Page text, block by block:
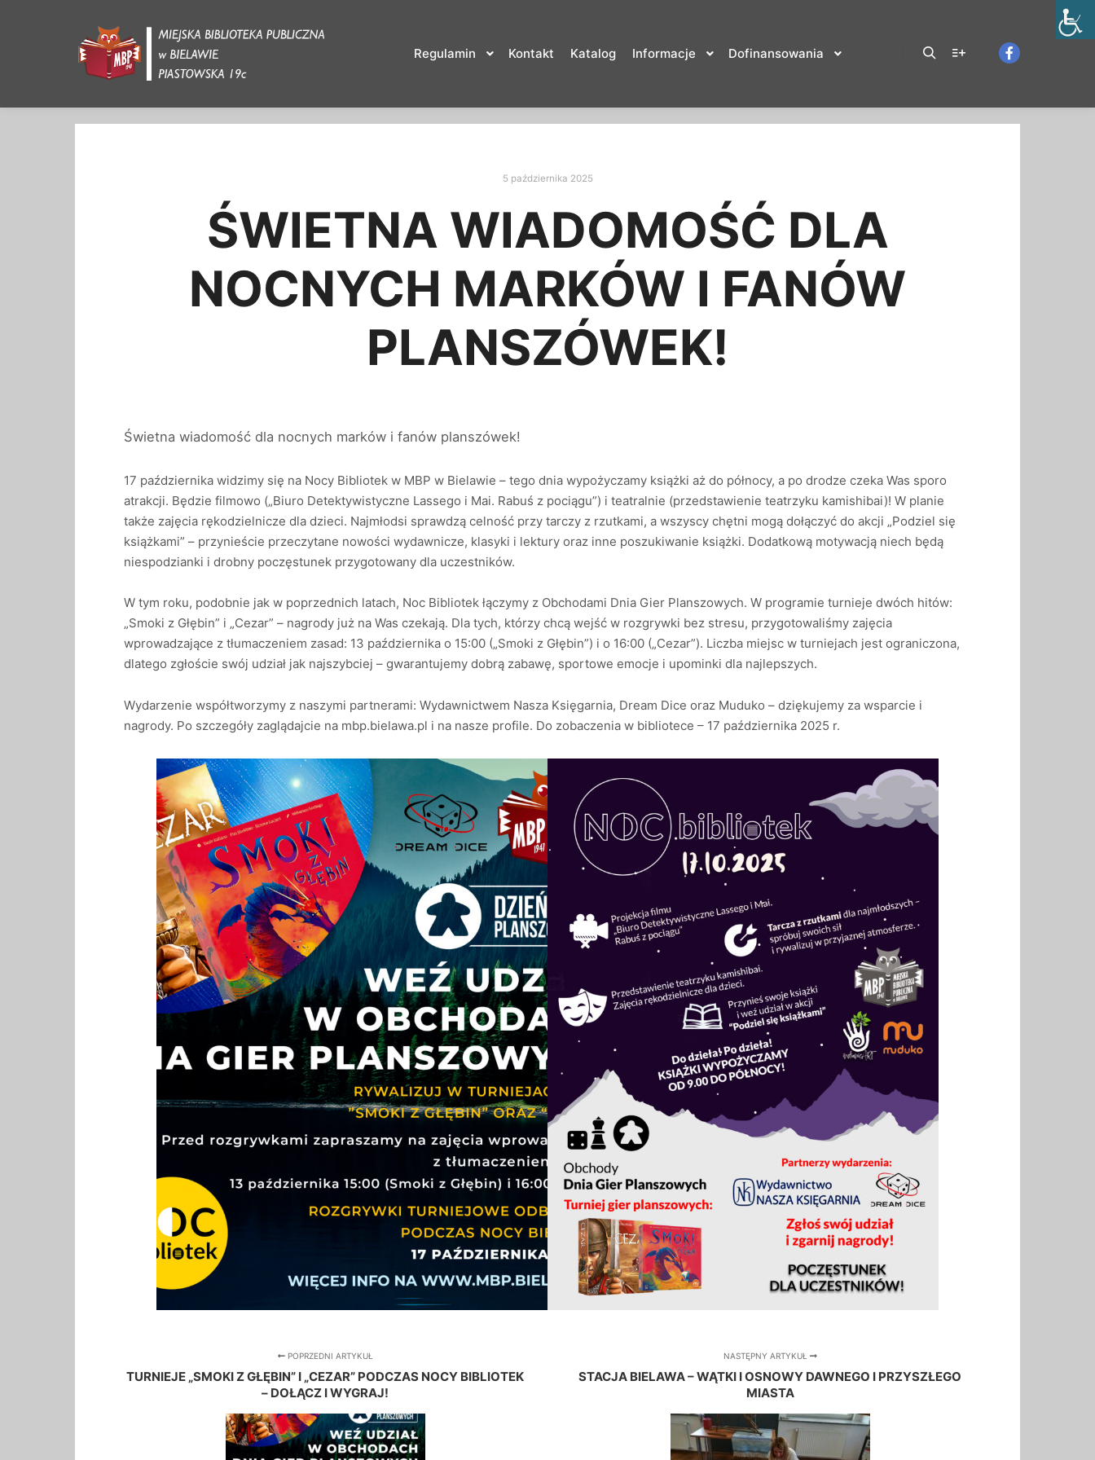
Regulamin Kontakt Katalog Informacje Dofinansowania
5 października 2025
ŚWIETNA WIADOMOŚĆ DLA
NOCNYCH MARKÓW I FANÓW
PLANSZÓWEK!
Świetna wiadomość dla nocnych marków i fanów planszówek!
17 października widzimy się na Nocy Bibliotek w MBP w Bielawie – tego dnia wypożyczamy książki aż do północy, a po drodze czeka Was sporo
atrakcji. Będzie filmowo („Biuro Detektywistyczne Lassego i Mai. Rabuś z pociągu”) i teatralnie (przedstawienie teatrzyku kamishibai)! W planie
także zajęcia rękodzielnicze dla dzieci. Najmłodsi sprawdzą celność przy tarczy z rzutkami, a wszyscy chętni mogą dołączyć do akcji „Podziel się
książkami” – przynieście przeczytane nowości wydawnicze, klasyki i lektury oraz inne poszukiwanie książki. Dodatkową motywacją niech będą
niespodzianki i drobny poczęstunek przygotowany dla uczestników.
W tym roku, podobnie jak w poprzednich latach, Noc Bibliotek łączymy z Obchodami Dnia Gier Planszowych. W programie turnieje dwóch hitów:
„Smoki z Głębin” i „Cezar” – nagrody już na Was czekają. Dla tych, którzy chcą wejść w rozgrywki bez stresu, przygotowaliśmy zajęcia
wprowadzające z tłumaczeniem zasad: 13 października o 15:00 („Smoki z Głębin”) i o 16:00 („Cezar”). Liczba miejsc w turniejach jest ograniczona,
dlatego zgłoście swój udział jak najszybciej – gwarantujemy dobrą zabawę, sportowe emocje i upominki dla najlepszych.
Wydarzenie współtworzymy z naszymi partnerami: Wydawnictwem Nasza Księgarnia, Dream Dice oraz Muduko – dziękujemy za wsparcie i
nagrody. Po szczegóły zaglądajcie na mbp.bielawa.pl i na nasze profile. Do zobaczenia w bibliotece – 17 października 2025 r.
POPRZEDNI ARTYKUŁ
TURNIEJE „SMOKI Z GŁĘBIN” I „CEZAR” PODCZAS NOCY BIBLIOTEK
– DOŁĄCZ I WYGRAJ!
NASTĘPNY ARTYKUŁ
STACJA BIELAWA – WĄTKI I OSNOWY DAWNEGO I PRZYSZŁEGO
MIASTA